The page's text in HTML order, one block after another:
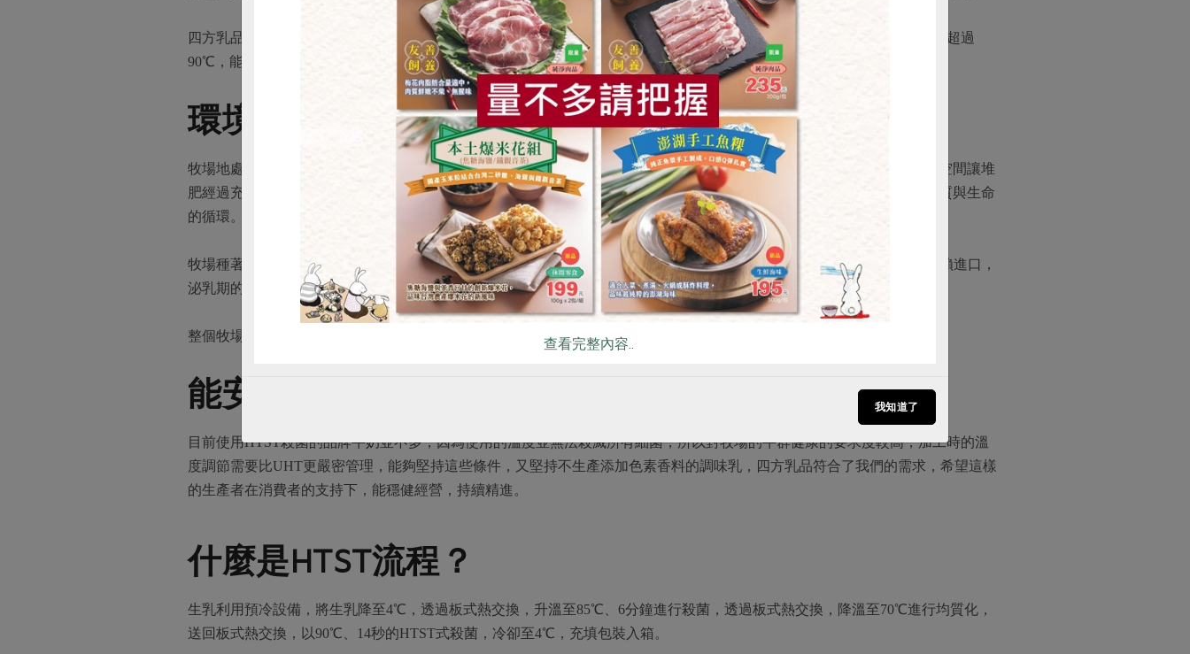
四方乳品採用俗稱為HTST的「高溫短時間殺菌法」，利用板式熱交換機來作連續式殺菌，能源效率佳，且因為加熱溫度未超過
90℃，能保存較多的維生素B群及一些活性因子，所以牛奶的營養及風味都較佳。
環境乾淨、生態循環的牧場
牧場地處高處，通風好、不積水，且日照足，周圍有雜木林與果樹，加上擁有牛糞翻堆的設備，能進行完全發酵，有足夠空間讓堆
肥經過充足堆置而完全腐熟。牧場所生產的有機肥也施用到自己的牧草地上，補充土壤所需要的養分，形成良好的養分物質與生命
的循環。
牧場種著盤古拉牧草，每年3~10月，牛群們能吃到自家種植收割的新鮮牧草，其餘混合的草料有苜蓿、百慕達草，則需仰賴進口，
泌乳期的乳牛則需增加高蛋白、高熱量的飼料(精料)。
整個牧場的蚊蠅少，無濃烈臭味，住在四方社區的牛群們整體健康良好，這些條件下，提供了生產高品質鮮乳的極佳條件。
能安心享用的鮮乳
目前使用HTST殺菌的品牌牛奶並不多，因為使用的溫度並無法殺滅所有細菌，所以對牧場的牛群健康的要求度較高，加工時的溫
度調節需要比UHT更嚴密管理，能夠堅持這些條件，又堅持不生產添加色素香料的調味乳，四方乳品符合了我們的需求，希望這樣
的生產者在消費者的支持下，能穩健經營，持續精進。
什麼是HTST流程？
生乳利用預冷設備，將生乳降至4℃，透過板式熱交換，升溫至85℃、6分鐘進行殺菌，透過板式熱交換，降溫至70℃進行均質化，
送回板式熱交換，以90℃、14秒的HTST式殺菌，冷卻至4℃，充填包裝入箱。
惜食 RPET 食譜 減硝酸鹽 雞蛋 食安 共同購買
查看完整內容..
我知道了